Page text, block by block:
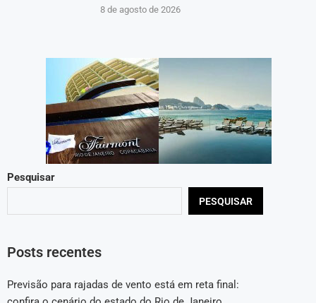
8 de agosto de 2026
Pesquisar
PESQUISAR
Posts recentes
Previsão para rajadas de vento está em reta final: